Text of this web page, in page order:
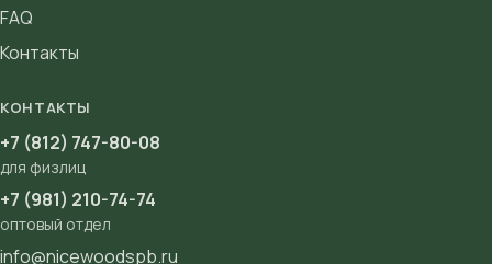
FAQ
Контакты
КОНТАКТЫ
+7 (812) 747-80-08
для физлиц
+7 (981) 210-74-74
оптовый отдел
info@nicewoodspb.ru